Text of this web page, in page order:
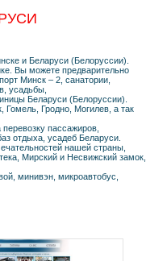
и Беларуси (Белоруссии).
Вы можете предварительно
Минск – 2, санатории,
усадьбы,
Беларуси (Белоруссии).
Гомель, Гродно, Могилев, а так
пассажиров,
отдыха, усадеб Беларуси.
нашей страны,
Мирский и Несвижский замок,
минивэн, микроавтобус,